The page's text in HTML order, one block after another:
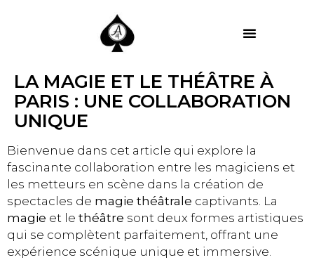
LA MAGIE ET LE THÉÂTRE À
PARIS : UNE COLLABORATION
UNIQUE
Bienvenue dans cet article qui explore la
fascinante collaboration entre les magiciens et
les metteurs en scène dans la création de
spectacles de magie théâtrale captivants. La
magie et le théâtre sont deux formes artistiques
qui se complètent parfaitement, offrant une
expérience scénique unique et immersive.